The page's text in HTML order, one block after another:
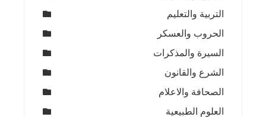
التربية والتعليم
الحروب والعسكر
السيرة والمذكرات
الشرع والقانون
الصحافة والاعلام
العلوم الطبيعية